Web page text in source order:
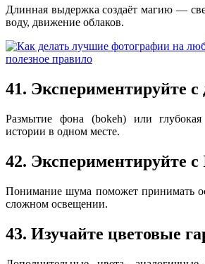
Длинная выдержка создаёт магию —
воду, движение облаков.
41. Экспериментируйте
Размытие фона (bokeh) или
истории в одном месте.
42. Экспериментируйте с
Понимание шума поможет принимать
сложном освещении.
43. Изучайте цветовые